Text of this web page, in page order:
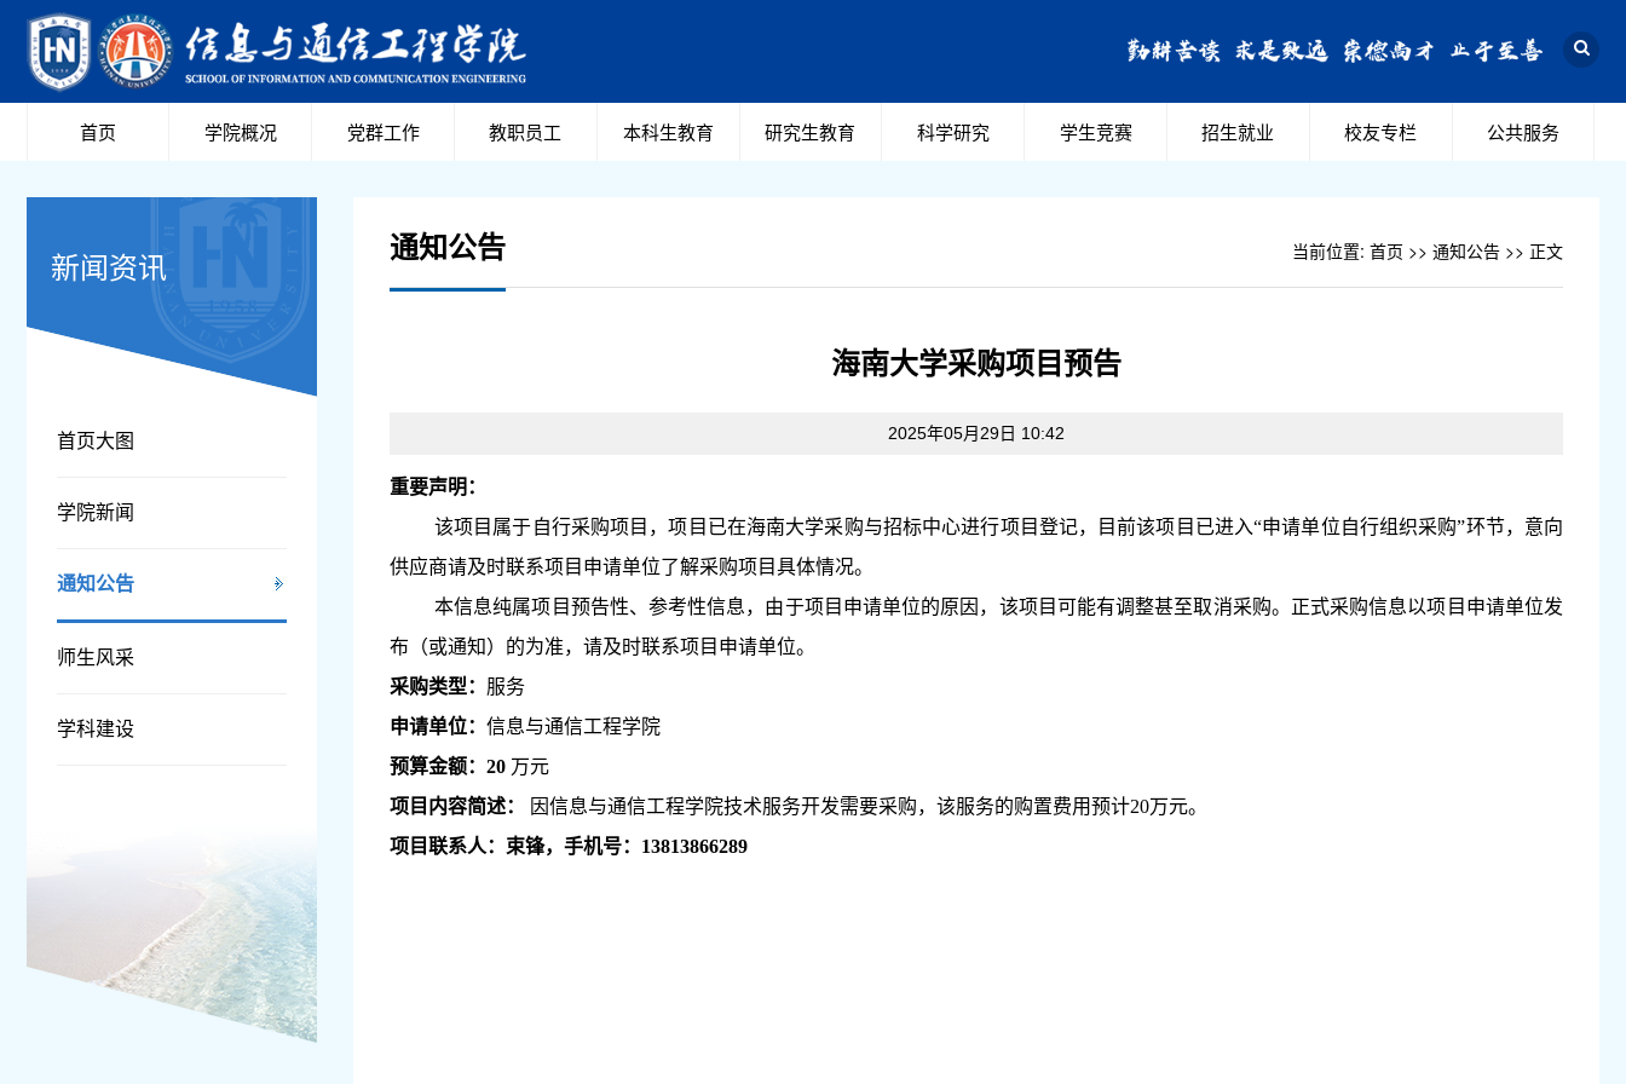
首页 学院概况 党群工作 教职员工 本科生教育 研究生教育 科学研究 学生竞赛 招生就业 校友专栏 公共服务
新闻资讯
首页大图
学院新闻
通知公告
师生风采
学科建设
通知公告 当前位置: 首页 >> 通知公告 >> 正文
海南大学采购项目预告
2025年05月29日 10:42
重要声明：
该项目属于自行采购项目，项目已在海南大学采购与招标中心进行项目登记，目前该项目已进入“申请单位自行组织采购”环节，意向
供应商请及时联系项目申请单位了解采购项目具体情况。
本信息纯属项目预告性、参考性信息，由于项目申请单位的原因，该项目可能有调整甚至取消采购。正式采购信息以项目申请单位发
布（或通知）的为准，请及时联系项目申请单位。
采购类型： 服务
申请单位： 信息与通信工程学院
预算金额： 20 万元
项目内容简述：
因信息与通信工程学院技术服务开发需要采购，该服务的购置费用预计20万元。
项目联系人：束锋，手机号： 13813866289